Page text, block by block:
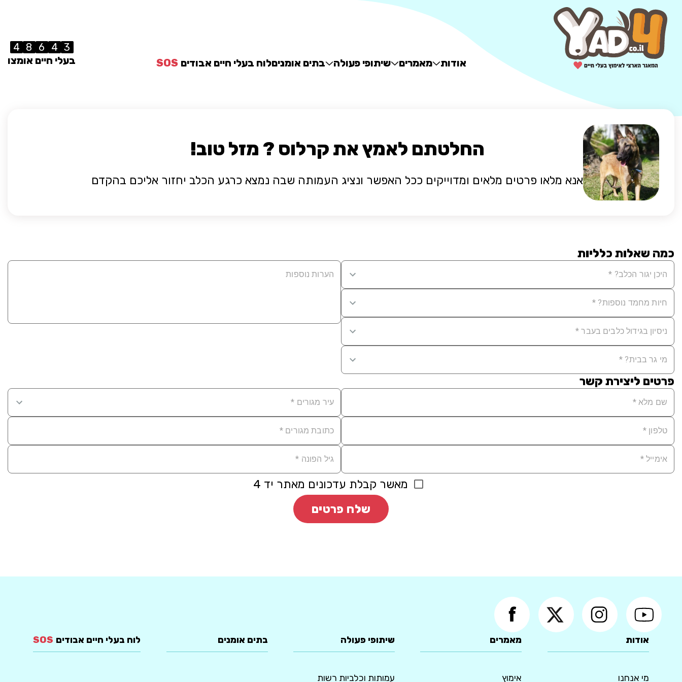
אודות מאמרים שיתופי פעולה בתים אומניםלוח בעלי חיים אבודים SOS
3
4
6
8
4
בעלי חיים אומצו
החלטתם לאמץ את קרלוס ? מזל טוב!
אנא מלאו פרטים מלאים ומדוייקים ככל האפשר ונציג העמותה שבה נמצא כרגע הכלב יחזור אליכם בהקדם
כמה שאלות כלליות
פרטים ליצירת קשר
מאשר קבלת עדכונים מאתר יד 4
שלח פרטים
אודות
מי אנחנו
מאמרים
אימוץ
שיתופי פעולה
עמותות וכלביות רשות
בתים אומנים לוח בעלי חיים אבודים SOS